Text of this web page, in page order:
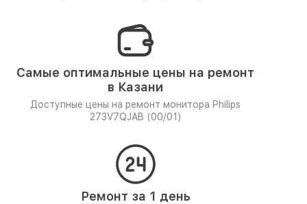
Самые оптимальные цены на ремонт
в Казани
Доступные цены на ремонт монитора Philips
273V7QJAB (00/01)
Ремонт за 1 день